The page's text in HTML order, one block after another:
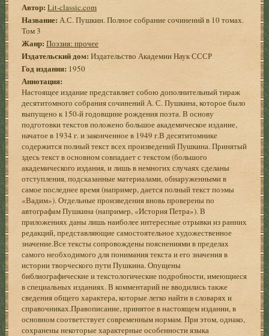
Автор: Lit-classic.com
Название: А.С. Пушкин. Полное собрание сочинений в 10 томах.
Том 3
Жанр: Поэзия: прочее
Издательский дом: Издательство Академии Наук СССР
Год издания: 1950
Аннотация:
Настоящее издание представляет собою дополнительный тираж
десятитомного собрания сочинений А. С. Пушкина, которое было
выпущено к 150-й годовщине рождения поэта. В основу
подготовки текстов положено большое академическое издание,
начатое в 1934 г. и законченное в 1949 г.В десятитомнике
содержится полный текст всех произведений Пушкина. Принятый
здесь текст в основном совпадает с текстом (большого
академического издания, и лишь в немногих случаях сделаны
отступления, подсказанные материалами, обнаруженными в
самое последнее время (например, дается полный текст поэмы
«Вадим»). Отдельные произведения вновь проверены по
автографам Пушкина (например, «История Петра»). В
приложениях даны лишь наиболее интересные отрывки из ранних
редакций, представляющие самостоятельное художественное
значение.Все тексты сопровождены пояснениями в пределах
самого необходимого для понимания текста и его значения в
истории творческого пути Пушкина. Опущены
библиографические и текстологические подробности, имеющиеся
в специальных изданиях. В комментарий не вводились также
сведения общего характера, которые легко найти в словарях и
справочниках.Правописание, принятое в настоящем издании, в
основном соответствует современным нормам. При этом, однако,
сохранены некоторые характерные особенности языка